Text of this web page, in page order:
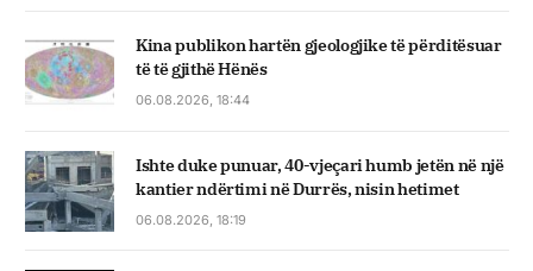
Kina publikon hartën gjeologjike të përditësuar
të të gjithë Hënës
06.08.2026, 18:44
Ishte duke punuar, 40-vjeçari humb jetën në një
kantier ndërtimi në Durrës, nisin hetimet
06.08.2026, 18:19